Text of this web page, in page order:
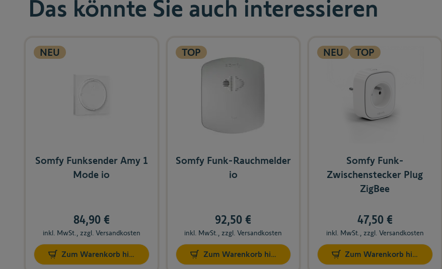
Das könnte Sie auch interessieren
NEU
Somfy Funksender Amy 1
Mode io
84,90 €
inkl. MwSt., zzgl. Versandkosten
Zum Warenkorb hinzufügen
TOP
Somfy Funk-Rauchmelder
io
92,50 €
inkl. MwSt., zzgl. Versandkosten
Zum Warenkorb hinzufügen
NEU TOP
Somfy Funk-
Zwischenstecker Plug
ZigBee
47,50 €
inkl. MwSt., zzgl. Versandkosten
Zum Warenkorb hinzufügen